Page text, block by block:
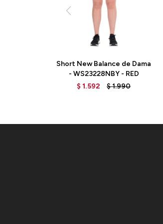
Short New Balance de Dama
- WS23228NBY - RED
$ 1.592 $1.990